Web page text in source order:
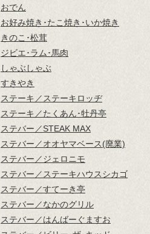
おでん
お好み焼き･たこ焼き･いか焼き
きのこ･松茸
ジビエ･ラム･馬肉
しゃぶしゃぶ
すきやき
ステーキ／ステーキロッヂ
ステーキ／たくあん･牡丹亭
ステバー／STEAK MAX
ステバー／オオヤマベース(廃業)
ステバー／ジェロニモ
ステバー／ステーキハウスシカゴ
ステバー／すてーき亭
ステバー／なかのグリル
ステバー／はんばーぐますお